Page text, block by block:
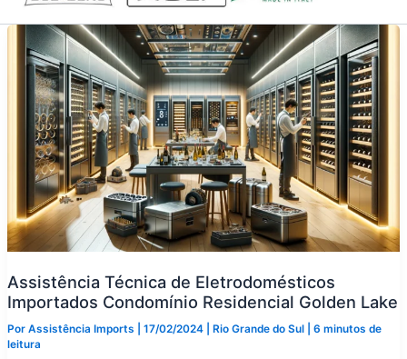
Assistência Técnica de Eletrodomésticos
Importados Condomínio Residencial Golden Lake
Por Assistência Imports 17/02/2024 Rio Grande do Sul| 6 minutos de
leitura